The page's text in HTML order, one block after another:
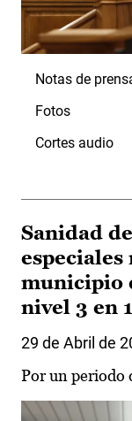
Notas de
Fotos
Cortes audio
Sanidad
municipio
nivel 3 en
29 de Abril de
Por un periodo